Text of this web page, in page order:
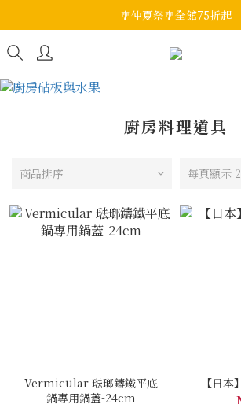
🎐仲夏祭🎐全館75折起
廚房料理道具
商品排序 每頁顯示
Vermicular 琺瑯鑄鐵平底
鍋專用鍋蓋-24cm
【日